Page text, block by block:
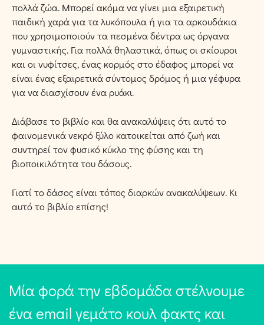
πολλά ζώα. Μπορεί ακόμα να γίνει μια εξαιρετική
παιδική χαρά για τα λυκόπουλα ή για τα αρκουδάκια
που χρησιμοποιούν τα πεσμένα δέντρα ως όργανα
γυμναστικής. Για πολλά θηλαστικά, όπως οι σκίουροι
και οι νυφίτσες, ένας κορμός στο έδαφος μπορεί να
είναι ένας εξαιρετικά σύντομος δρόμος ή μια γέφυρα
για να διασχίσουν ένα ρυάκι.
Διάβασε το βιβλίο και θα ανακαλύψεις ότι αυτό το
φαινομενικά νεκρό ξύλο κατοικείται από ζωή και
συντηρεί τον φυσικό κύκλο της φύσης και τη
βιοποικιλότητα του δάσους.
Γιατί το δάσος είναι τόπος διαρκών ανακαλύψεων. Κι
αυτό το βιβλίο επίσης!
Μία φορά την εβδομάδα στέλνουμε
ένα email γεμάτο κουλ φακτς και